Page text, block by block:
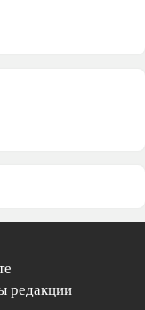
редакции